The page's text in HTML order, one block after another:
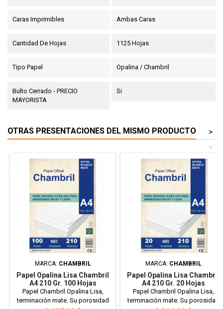
Caras Imprimibles Ambas Caras
Cantidad De Hojas 1125 Hojas
Tipo Papel Opalina / Chambril
Bulto Cerrado - PRECIO
MAYORISTA
Si
OTRAS PRESENTACIONES DEL MISMO PRODUCTO
>
<
MARCA: CHAMBRIL
Papel Opalina Lisa Chambril
A4 210 Gr. 100 Hojas
Papel Chambril Opalina Lisa,
terminación mate. Su porosidad
MARCA: CHAMBRIL
Papel Opalina Lisa Chambril
A4 210 Gr. 20 Hojas
Papel Chambril Opalina Lisa,
terminación mate. Su porosidad